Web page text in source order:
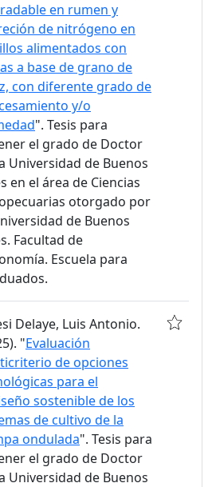
en rumen y
de nitrógeno en
alimentados con
a base de grano de
con diferente grado de
y/o
". Tesis para
el grado de Doctor
Universidad de Buenos
en el área de Ciencias
otorgado por
de Buenos
Facultad de
Escuela para
Delaye, Luis Antonio.
"Evaluación
de opciones
para el
sostenible de los
de cultivo de la
ondulada". Tesis para
el grado de Doctor
Universidad de Buenos